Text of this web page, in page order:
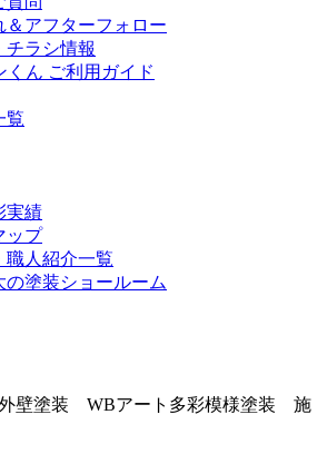
＆アフターフォロー
チラシ情報
くん ご利用ガイド
覧
実績
ップ
職人紹介一覧
の塗装ショールーム
壁塗装 WBアート多彩模様塗装 施